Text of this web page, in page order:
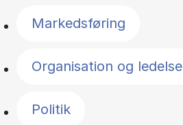
Markedsføring
Organisation og ledelse
Politik